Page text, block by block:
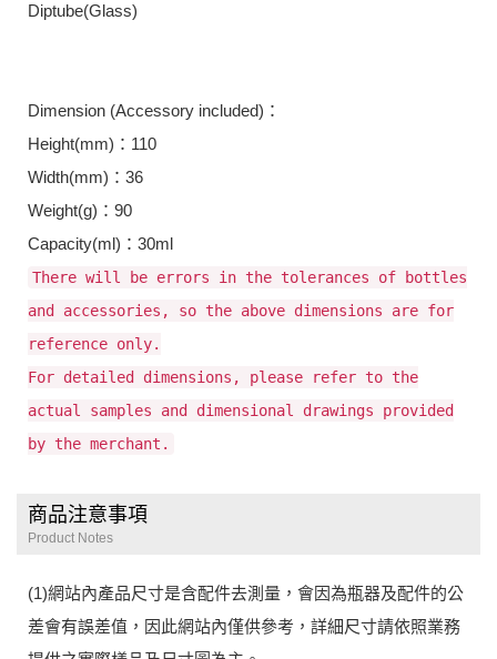
Diptube(Glass)
Dimension (Accessory included)：
Height(mm)：110
Width(mm)：36
Weight(g)：90
Capacity(ml)：30ml
There will be errors in the tolerances of bottles
and accessories, so the above dimensions are for
reference only.
For detailed dimensions, please refer to the
actual samples and dimensional drawings provided
by the merchant.
商品注意事項
Product Notes
(1)網站內產品尺寸是含配件去測量，會因為瓶器及配件的公
差會有誤差值，因此網站內僅供參考，詳細尺寸請依照業務